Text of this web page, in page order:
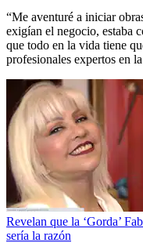
“Me aventuré a iniciar
exigían el negocio, estaba
que todo en la vida tiene
profesionales expertos en
Revelan que la ‘Gorda’
sería la razón